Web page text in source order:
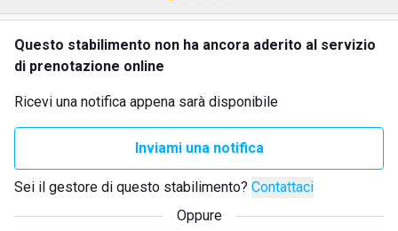
Questo stabilimento non ha ancora aderito al servizio
di prenotazione online
Ricevi una notifica appena sarà disponibile
Inviami una notifica
Sei il gestore di questo stabilimento? Contattaci
Oppure